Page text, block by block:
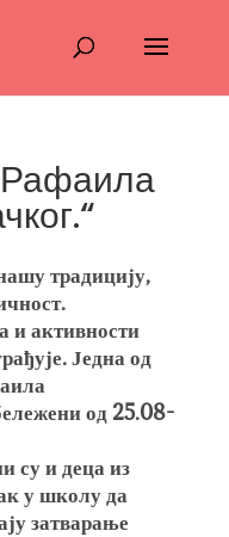
Рафаила
традицију,
и активности
Једна од
од 25.08-
су и деца из
у школу да
затварање